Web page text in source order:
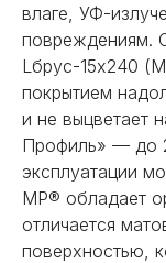
влаге, УФ-
Lбрус-15х240
покрытием
и не выцветает
Профиль» — до
эксплуатации
MP® обладает
отличается
поверхностью,